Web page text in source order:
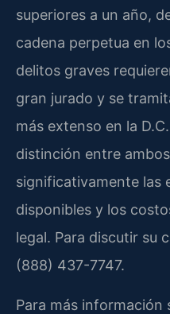
superiores a un año,
cadena perpetua en
delitos graves
gran jurado y se
más extenso en la
distinción entre
significativamente las
disponibles y los
legal. Para discutir su
(888) 437-7747.
Para más información